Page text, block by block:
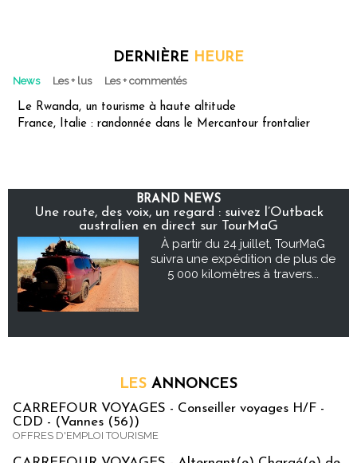
DERNIÈRE HEURE
News Les + lus Les + commentés
Le Rwanda, un tourisme à haute altitude
France, Italie : randonnée dans le Mercantour frontalier
BRAND NEWS
Une route, des voix, un regard : suivez l’Outback
australien en direct sur TourMaG
À partir du 24 juillet, TourMaG
suivra une expédition de plus de
5 000 kilomètres à travers...
LES ANNONCES
CARREFOUR VOYAGES - Conseiller voyages H/F -
CDD - (Vannes (56))
OFFRES D'EMPLOI TOURISME